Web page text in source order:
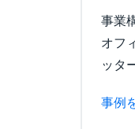
事業
オフ
ッタ
事例